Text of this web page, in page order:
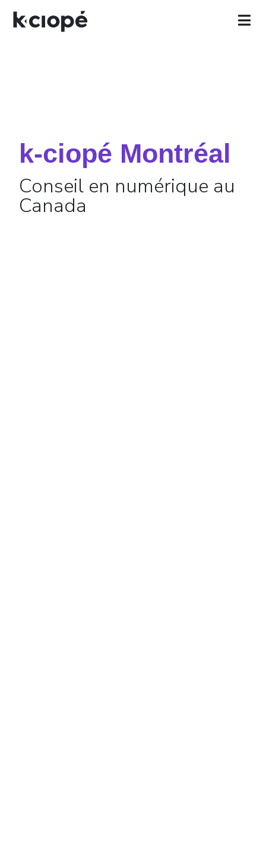
k-ciopé Montréal
Conseil en numérique au
Canada